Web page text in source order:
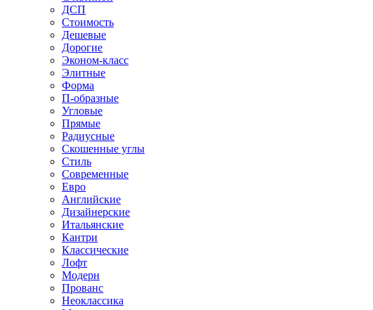
ДСП
Стоимость
Дешевые
Дорогие
Эконом-класс
Элитные
Форма
П-образные
Угловые
Прямые
Радиусные
Скошенные углы
Стиль
Современные
Евро
Английские
Дизайнерские
Итальянские
Кантри
Классические
Лофт
Модерн
Прованс
Неоклассика